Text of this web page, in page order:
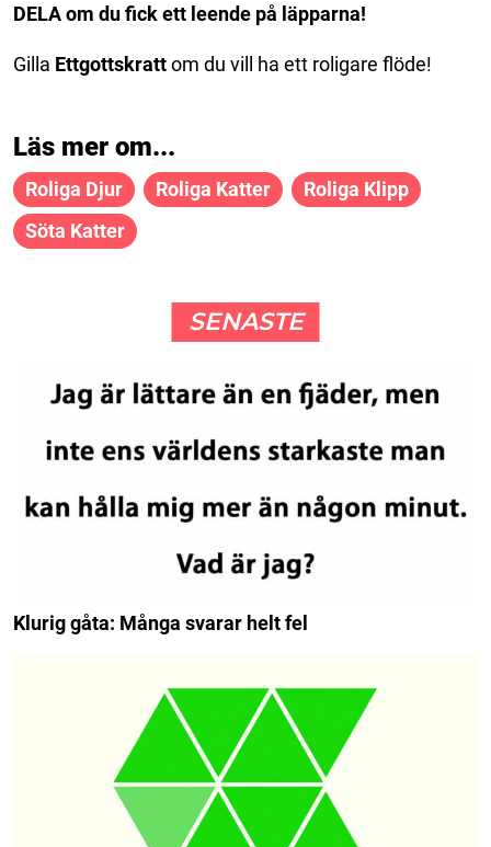
DELA om du fick ett leende på läpparna!
Gilla Ettgottskrattom du vill ha ett roligare flöde!
Läs mer om...
Roliga Djur Roliga Katter
Roliga Klipp
Söta Katter
SENASTE
Klurig gåta: Många svarar helt fel